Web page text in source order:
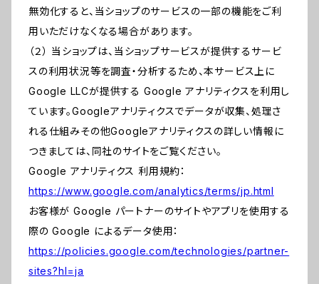
無効化すると、当ショップのサービスの一部の機能をご利
用いただけなくなる場合があります。
（２） 当ショップは、当ショップサービスが提供するサービ
スの利用状況等を調査・分析するため、本サービス上に
Google LLCが提供する Google アナリティクスを利用し
ています。Googleアナリティクスでデータが収集、処理さ
れる仕組みその他Googleアナリティクスの詳しい情報に
つきましては、同社のサイトをご覧ください。
Google アナリティクス 利用規約：
https://www.google.com/analytics/terms/jp.html
お客様が Google パートナーのサイトやアプリを使用する
際の Google によるデータ使用：
https://policies.google.com/technologies/partner-
sites?hl=ja